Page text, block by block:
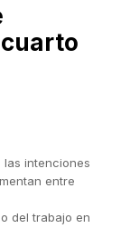
intenciones
entre
del trabajo en